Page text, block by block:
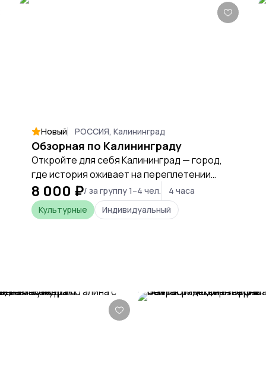
Новый РОССИЯ, Калининград
Обзорная по Калининграду
Откройте для себя Калининград — город,
где история оживает на переплетении
немецкого прошлого и русского
настоящего.
8 000 ₽/ за группу 1–4 чел.
4 часа
Культурные
Индивидуальный